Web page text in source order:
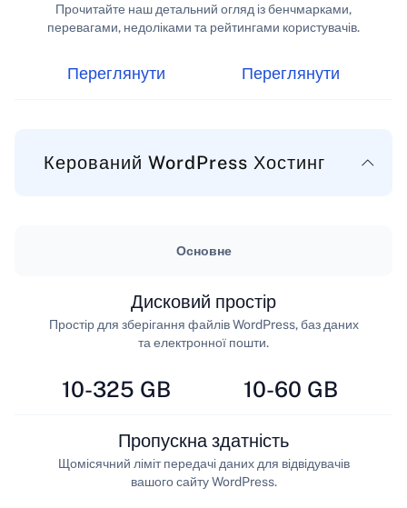
Переглянути
Прочитайте наш детальний огляд із бенчмарками,
перевагами, недоліками та рейтингами користувачів.
Переглянути
Керований WordPress Хостинг
Основне
10-325 GB
Дисковий простір
Простір для зберігання файлів WordPress, баз даних
та електронної пошти.
10-60 GB
Пропускна здатність
Щомісячний ліміт передачі даних для відвідувачів
вашого сайту WordPress.